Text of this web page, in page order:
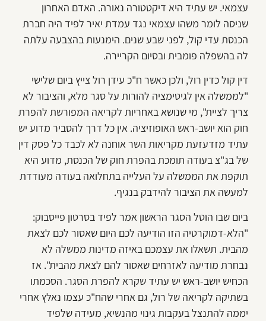
עצמאי. יש עתיד היא דיקטטורה נאורה. האדם האחרון
שניסה לומר משהו עצמאי נגד עמדת יאיר לפיד היה חברת
הכנסת עדי קול, לפני שבע שנים. הימנעות בהצבעה עלתה
לה בהשפלה פומבית ובסיום הקריירה.
דין קול כדין רול, ולכן כאשר ח"כ עידן רול צייץ ביום שלישי
"לממשלה אין לגיטימציה להורות על סגר מלא, והציבור לא
צריך לציית", מי שנושא באחריות לקריאה המפורשת להפרת
חוק הוא יושב-ראש האופוזיציה. אין כל דרך להסביר מדוע יש
עתיד מזדעזעת מקריאות השר אוחנה לא לכבד כל פסק דין
של בג"צ בעודה תומכת בהפרת חוק של הכנסת, מדוע היא
תוקפת את הממשלה על העלייה בתחלואה בעודה מעודדת
למעשה את הציבור להידבק בנגיף.
ביום שבו הוטל הסגר הראשון אמר לפיד בסרטון פייסבוק:
"הלא-דמוקרטיה הזו הודיעה לכם היום שאסור לכם לצאת
מהבית. תשאלו את עצמכם באיזה מדינות ממשלה לא
נבחרת מודיעה לאזרחים שאסור להם לצאת מהבית". אז
הכחיש יושב-ראש יש עתיד שקרא להפרת הסגר. הסכמתו
בשתיקה לקריאה של רול, גם אחרי שהח"כ עצמו נאלץ אחרי
יממה להתנצל בעקבות גינוי מהנשיא, מעידה שלפיד